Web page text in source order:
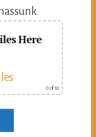
Here
0 of 10